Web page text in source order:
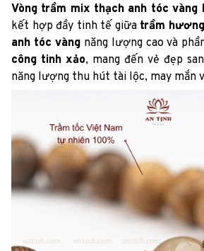
Vòng trầm mix thạch anh tóc vàng
kết hợp đầy tinh tế giữa trầm
anh tóc vàngnăng lượng cao và
công tinh xảo, mang đến vẻ đẹp
năng lượng thu hút tài lộc, may mắn